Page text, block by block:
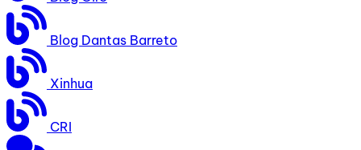
Blog Dantas Barreto
Xinhua
CRI